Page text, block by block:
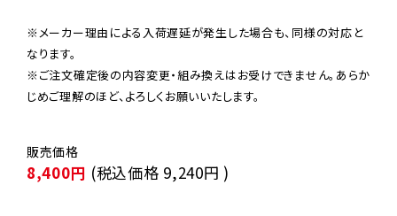
※メーカー理由による入荷遅延が発生した場合も、同様の対応と
なります。
※ご注文確定後の内容変更・組み換えはお受けできません。あらか
じめご理解のほど、よろしくお願いいたします。
8,400円 (税込価格 9,240円 )